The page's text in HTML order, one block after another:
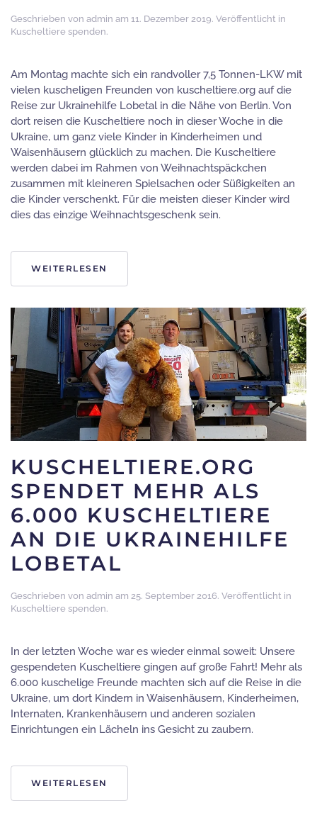
Geschrieben von admin am 11. Dezember 2019. Veröffentlicht in
Kuscheltiere spenden.
Am Montag machte sich ein randvoller 7,5 Tonnen-LKW mit
vielen kuscheligen Freunden von kuscheltiere.org auf die
Reise zur Ukrainehilfe Lobetal in die Nähe von Berlin. Von
dort reisen die Kuscheltiere noch in dieser Woche in die
Ukraine, um ganz viele Kinder in Kinderheimen und
Waisenhäusern glücklich zu machen. Die Kuscheltiere
werden dabei im Rahmen von Weihnachtspäckchen
zusammen mit kleineren Spielsachen oder Süßigkeiten an
die Kinder verschenkt. Für die meisten dieser Kinder wird
dies das einzige Weihnachtsgeschenk sein.
WEITERLESEN
KUSCHELTIERE.ORG
SPENDET MEHR ALS
6.000 KUSCHELTIERE
AN DIE UKRAINEHILFE
LOBETAL
Geschrieben von admin am 25. September 2016. Veröffentlicht in
Kuscheltiere spenden.
In der letzten Woche war es wieder einmal soweit: Unsere
gespendeten Kuscheltiere gingen auf große Fahrt! Mehr als
6.000 kuschelige Freunde machten sich auf die Reise in die
Ukraine, um dort Kindern in Waisenhäusern, Kinderheimen,
Internaten, Krankenhäusern und anderen sozialen
Einrichtungen ein Lächeln ins Gesicht zu zaubern.
WEITERLESEN